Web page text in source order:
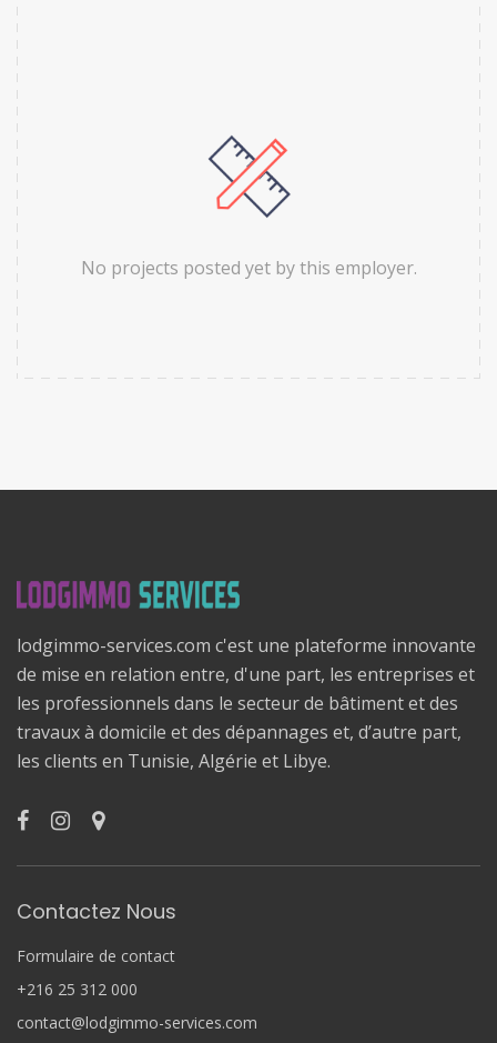
No projects posted yet by this employer.
lodgimmo-services.com c'est une plateforme innovante
de mise en relation entre, d'une part, les entreprises et
les professionnels dans le secteur de bâtiment et des
travaux à domicile et des dépannages et, d’autre part,
les clients en Tunisie, Algérie et Libye.
Contactez Nous
Formulaire de contact
+216 25 312 000
contact@lodgimmo-services.com